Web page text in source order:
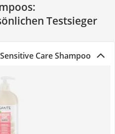
Testsieger
Care Shampoo